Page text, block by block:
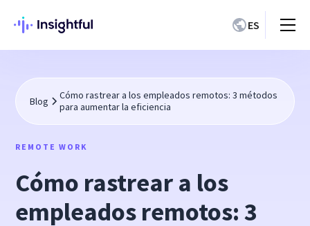
ES
Blog
Cómo rastrear a los empleados remotos: 3 métodos
para aumentar la eficiencia
REMOTE WORK
Cómo rastrear a los
empleados remotos: 3